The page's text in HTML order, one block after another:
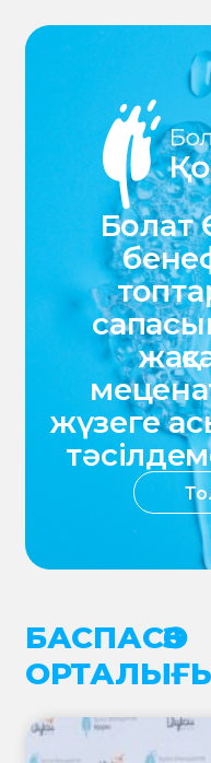
Болат
жүзеге
БАСПАСӨЗ